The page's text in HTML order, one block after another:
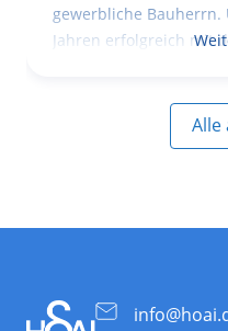
gewerbliche Bauherrn.
Jahren erfolgreich mit
Alle